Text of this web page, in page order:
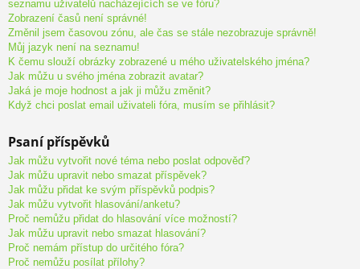
seznamu uživatelů nacházejících se ve fóru?
Zobrazení časů není správné!
Změnil jsem časovou zónu, ale čas se stále nezobrazuje správně!
Můj jazyk není na seznamu!
K čemu slouží obrázky zobrazené u mého uživatelského jména?
Jak můžu u svého jména zobrazit avatar?
Jaká je moje hodnost a jak ji můžu změnit?
Když chci poslat email uživateli fóra, musím se přihlásit?
Psaní příspěvků
Jak můžu vytvořit nové téma nebo poslat odpověď?
Jak můžu upravit nebo smazat příspěvek?
Jak můžu přidat ke svým příspěvků podpis?
Jak můžu vytvořit hlasování/anketu?
Proč nemůžu přidat do hlasování více možností?
Jak můžu upravit nebo smazat hlasování?
Proč nemám přístup do určitého fóra?
Proč nemůžu posílat přílohy?